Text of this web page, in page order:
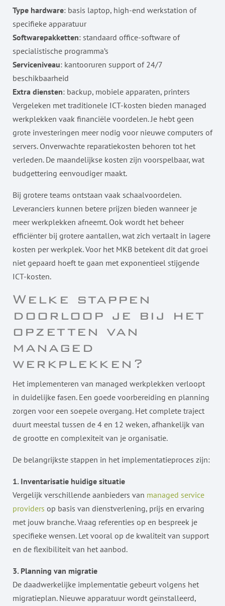
Type hardware: basis laptop, high-end werkstation of
specifieke apparatuur
Softwarepakketten: standaard office-software of
specialistische programma’s
Serviceniveau: kantooruren support of 24/7
beschikbaarheid
Extra diensten: backup, mobiele apparaten, printers
Vergeleken met traditionele ICT-kosten bieden managed
werkplekken vaak financiële voordelen. Je hebt geen
grote investeringen meer nodig voor nieuwe computers of
servers. Onverwachte reparatiekosten behoren tot het
verleden. De maandelijkse kosten zijn voorspelbaar, wat
budgettering eenvoudiger maakt.
Bij grotere teams ontstaan vaak schaalvoordelen.
Leveranciers kunnen betere prijzen bieden wanneer je
meer werkplekken afneemt. Ook wordt het beheer
efficiënter bij grotere aantallen, wat zich vertaalt in lagere
kosten per werkplek. Voor het MKB betekent dit dat groei
niet gepaard hoeft te gaan met exponentieel stijgende
ICT-kosten.
Welke stappen
doorloop je bij het
opzetten van
managed
werkplekken?
Het implementeren van managed werkplekken verloopt
in duidelijke fasen. Een goede voorbereiding en planning
zorgen voor een soepele overgang. Het complete traject
duurt meestal tussen de 4 en 12 weken, afhankelijk van
de grootte en complexiteit van je organisatie.
De belangrijkste stappen in het implementatieproces zijn:
1. Inventarisatie huidige situatie
Vergelijk verschillende aanbieders van managed service
providers op basis van dienstverlening, prijs en ervaring
met jouw branche. Vraag referenties op en bespreek je
specifieke wensen. Let vooral op de kwaliteit van support
en de flexibiliteit van het aanbod.
3. Planning van migratie
De daadwerkelijke implementatie gebeurt volgens het
migratieplan. Nieuwe apparatuur wordt geïnstalleerd,